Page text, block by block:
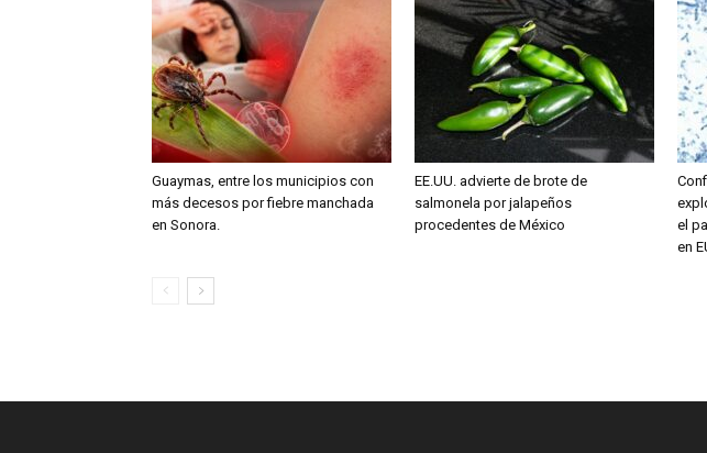
Guaymas, entre los municipios con
más decesos por fiebre manchada
en Sonora.
EE.UU. advierte de brote de
salmonela por jalapeños
procedentes de México
el
en